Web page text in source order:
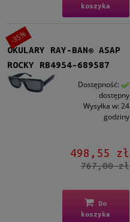
koszyka
OKULARY RAY-BAN® ASAP
ROCKY RB4954-689587
Dostępność:
dostępny
Wysyłka w: 24
godziny
498,55 zł
767,00 zł
Do
koszyka
-35%